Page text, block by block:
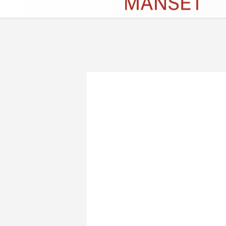
İletişim Çerez Politikası